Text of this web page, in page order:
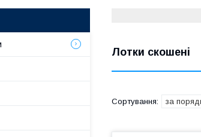
Лотки скошені